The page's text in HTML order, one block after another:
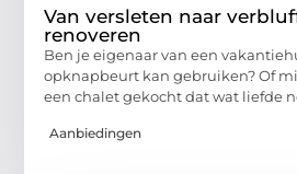
Van versleten naar
renoveren
Ben je eigenaar van een
opknapbeurt kan gebruiken? Of
een chalet gekocht dat wat liefde
Aanbiedingen